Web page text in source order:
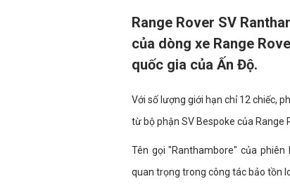
Range Rover SV
của dòng xe Range
quốc gia của Ấn Độ.
Với số lượng giới hạn chỉ 12 chiếc,
từ bộ phận SV Bespoke của Range
Tên gọi "Ranthambore" của
quan trọng trong công tác bảo tồn